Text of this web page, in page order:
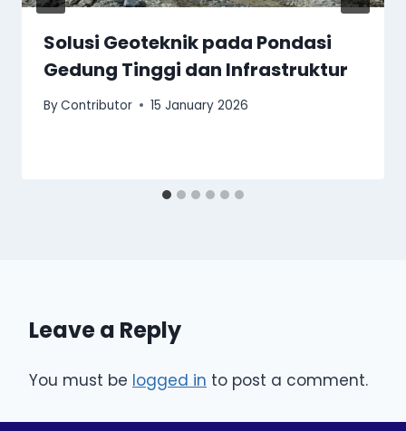
Solusi Geoteknik pada Pondasi
Gedung Tinggi dan Infrastruktur
ByContributor 15 January 2026
Leave a Reply
You must be logged in to post a comment.